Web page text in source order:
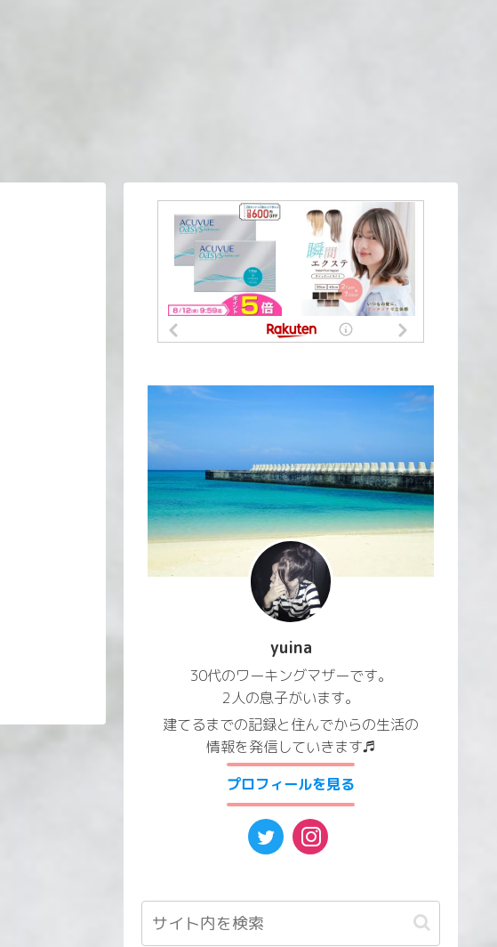
yuina
30代のワーキングマザーです。
2人の息子がいます。
建てるまでの記録と住んでからの生活の
情報を発信していきます♬
プロフィールを見る